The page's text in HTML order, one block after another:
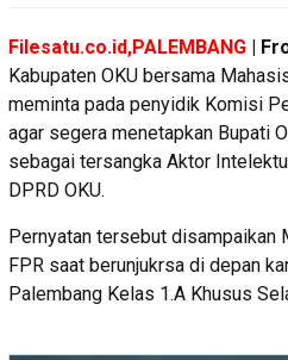
Filesatu.co.id,PALEMBANG |
Kabupaten OKU bersama
meminta pada penyidik Komisi
agar segera menetapkan Bupati
sebagai tersangka Aktor
DPRD OKU.
Pernyatan tersebut disampaikan
FPR saat berunjukrsa di depan
Palembang Kelas 1.A Khusus